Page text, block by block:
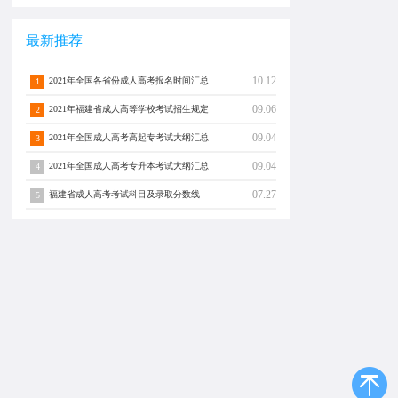
最新推荐
1 2021年全国各省份成人高考报名时间汇总 10.12
2 2021年福建省成人高等学校考试招生规定 09.06
3 2021年全国成人高考高起专考试大纲汇总 09.04
4 2021年全国成人高考专升本考试大纲汇总 09.04
5 福建省成人高考考试科目及录取分数线 07.27